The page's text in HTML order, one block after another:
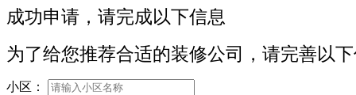
成功申请，请完成以下信息
为了给您推荐合适的装修公司，请完善以
小区：